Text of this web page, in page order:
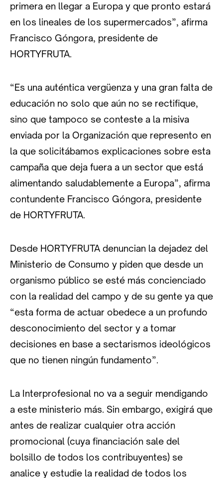
primera en llegar a Europa y que pronto estará
en los lineales de los supermercados”, afirma
Francisco Góngora, presidente de
HORTYFRUTA.
“Es una auténtica vergüenza y una gran falta de
educación no solo que aún no se rectifique,
sino que tampoco se conteste a la misiva
enviada por la Organización que represento en
la que solicitábamos explicaciones sobre esta
campaña que deja fuera a un sector que está
alimentando saludablemente a Europa”, afirma
contundente Francisco Góngora, presidente
de HORTYFRUTA.
Desde HORTYFRUTA denuncian la dejadez del
Ministerio de Consumo y piden que desde un
organismo público se esté más concienciado
con la realidad del campo y de su gente ya que
“esta forma de actuar obedece a un profundo
desconocimiento del sector y a tomar
decisiones en base a sectarismos ideológicos
que no tienen ningún fundamento”.
La Interprofesional no va a seguir mendigando
a este ministerio más. Sin embargo, exigirá que
antes de realizar cualquier otra acción
promocional (cuya financiación sale del
bolsillo de todos los contribuyentes) se
analice y estudie la realidad de todos los